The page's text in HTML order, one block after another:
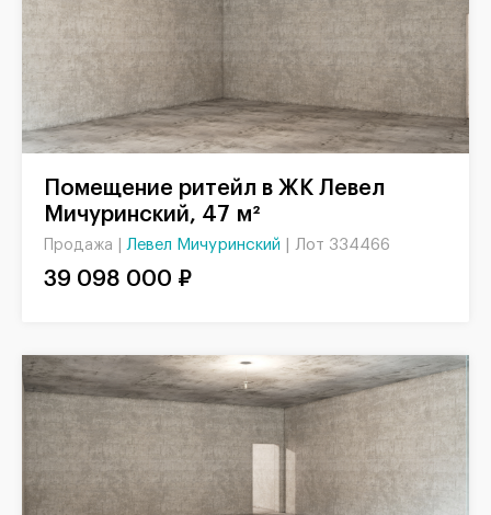
Помещение ритейл в ЖК Левел
Мичуринский, 47 м²
Продажа | Левел Мичуринский Лот 334466
39 098 000 ₽